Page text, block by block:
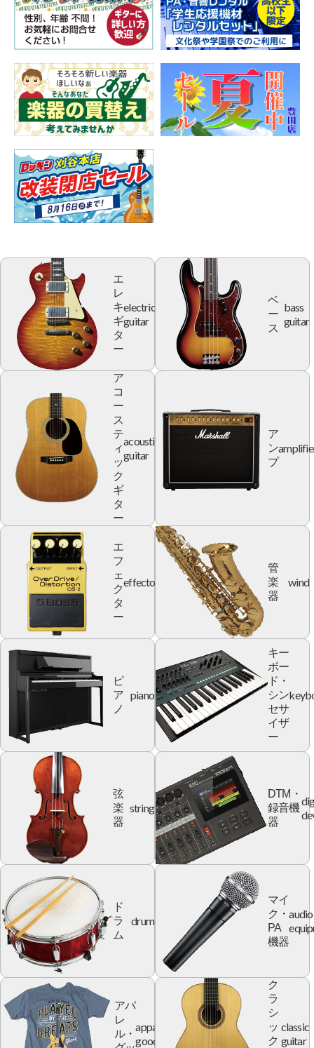
エ
レ
キ
ギ
タ
ー
electric
guitar
ベ
ー
ス
bass
guitar
ア
コ
ー
ス
テ
ィ
ッ
ク
ギ
タ
ー
acoustic
guitar
ア
ン
プ
エ
フ
ェ
ク
タ
ー
effector
管
楽
器
wind
ピ
ア
ノ
piano
キー
ボー
ド・
シン
セサ
イザ
ー
弦
楽
器
string
DTM・
録音機
器
ド
ラ
ム
drum
マイ
ク・
PA
機器
audio
アパ
レ
ル・
apparel
goods
ク
ラ
シ
ッ
ク
classic
guitar